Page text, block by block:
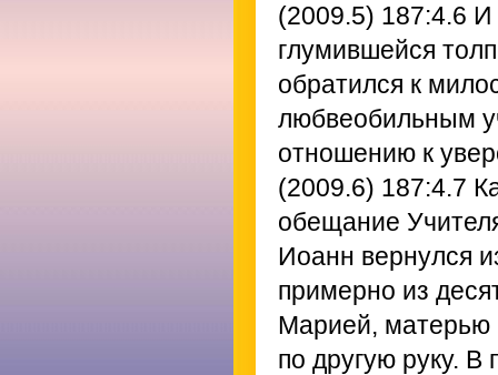
(2009.5) 187:4.6 И
глумившейся
обратился к
любвеобильным
отношению к
(2009.6) 187:4.7
обещание
Иоанн вернулся
примерно из
Марией, матерью
по другую руку. В